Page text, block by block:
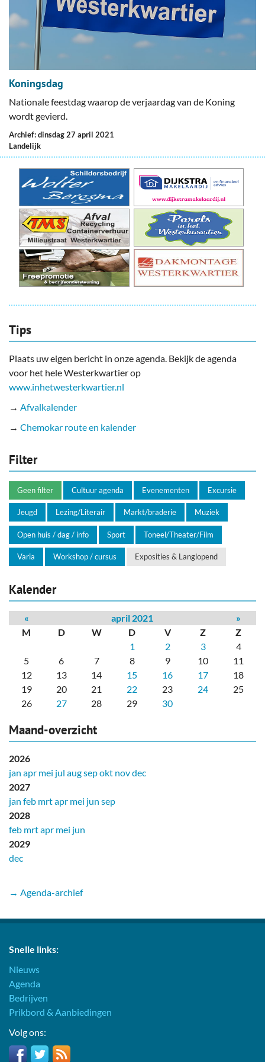
Koningsdag
Nationale feestdag waarop de verjaardag van de Koning
wordt gevierd.
Archief: dinsdag 27 april 2021
Landelijk
Tips
Plaats uw eigen bericht in onze agenda. Bekijk de agenda
voor het hele Westerkwartier op
www.inhetwesterkwartier.nl
→ Afvalkalender
→ Chemokar route en kalender
Filter
Geen filter Cultuur agenda Evenementen Excursie
Jeugd Lezing/Literair Markt/braderie Muziek
Open huis / dag / info Sport Toneel/Theater/Film
Varia Workshop / cursus Exposities & Langlopend
Kalender
« april 2021
»
M
D W D V Z
Z
1
2 3
4
5
6 7 8 9 10
11
12
13 14 15 16 17
18
19
20 21 22 23 24
25
26
27 28 29 30
Maand-overzicht
2026
jan apr mei jul augsepokt novdec
2027
jan feb mrtapr mei jun sep
2028
feb mrtapr mei jun
2029
dec
→ Agenda-archief
Snelle links:
Nieuws
Agenda
Bedrijven
Prikbord & Aanbiedingen
Volg ons: